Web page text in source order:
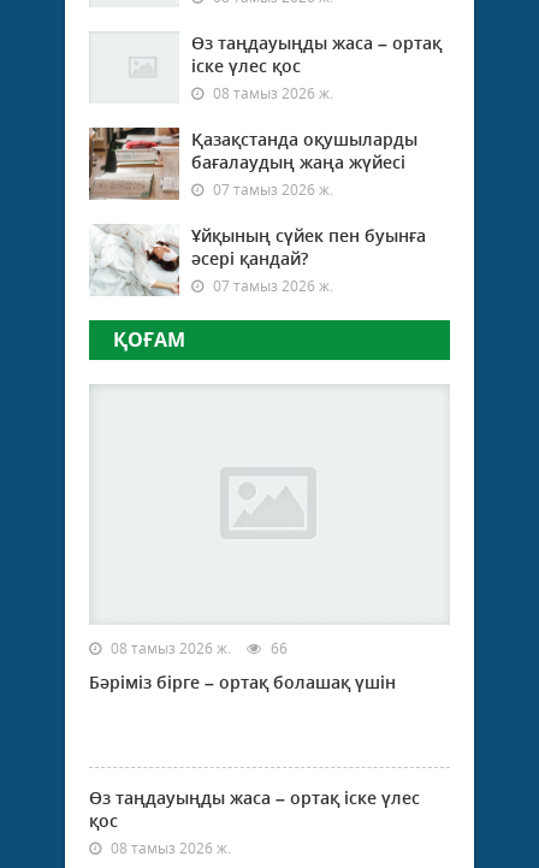
Өз таңдауыңды жаса – ортақ
іске үлес қос
08 тамыз 2026 ж.
Қазақстанда оқушыларды
бағалаудың жаңа жүйесі
07 тамыз 2026 ж.
Ұйқының сүйек пен буынға
әсері қандай?
07 тамыз 2026 ж.
ҚОҒАМ
08 тамыз 2026 ж. 66
Бәріміз бірге – ортақ болашақ үшін
Өз таңдауыңды жаса – ортақ іске үлес
қос
08 тамыз 2026 ж.